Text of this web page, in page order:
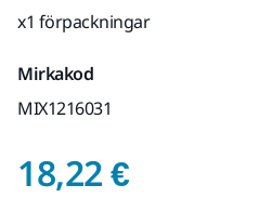
x1 förpackningar
Mirkakod
MIX1216031
18,22 €Pris